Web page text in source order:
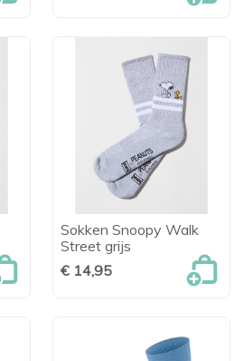
Sokken Snoopy Walk
Street grijs
€ 14,95